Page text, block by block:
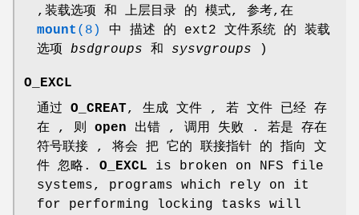
,装载选项 和 上层目录 的 模式, 参考,在
mount (8)
中 描述 的 ext2 文件系统 的 装载
选项 bsdgroups 和 sysvgroups )
O_EXCL
通过 O_CREAT, 生成 文件 , 若 文件 已经 存
在 , 则 open 出错 , 调用 失败 . 若是 存在
符号联接 , 将会 把 它的 联接指针 的 指向 文
件 忽略. O_EXCL is broken on NFS file
systems, programs which rely on it
for performing locking tasks will